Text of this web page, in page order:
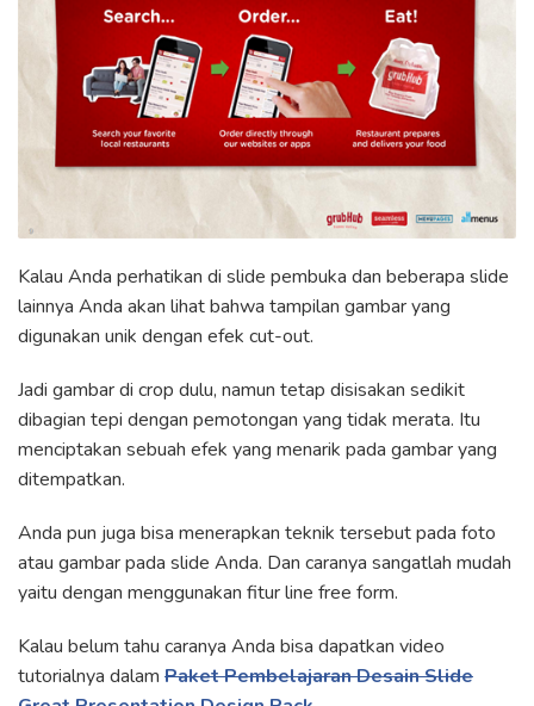
Kalau Anda perhatikan di slide pembuka dan beberapa slide
lainnya Anda akan lihat bahwa tampilan gambar yang
digunakan unik dengan efek cut-out.
Jadi gambar di crop dulu, namun tetap disisakan sedikit
dibagian tepi dengan pemotongan yang tidak merata. Itu
menciptakan sebuah efek yang menarik pada gambar yang
ditempatkan.
Anda pun juga bisa menerapkan teknik tersebut pada foto
atau gambar pada slide Anda. Dan caranya sangatlah mudah
yaitu dengan menggunakan fitur line free form.
Kalau belum tahu caranya Anda bisa dapatkan video
tutorialnya dalam Paket Pembelajaran Desain Slide